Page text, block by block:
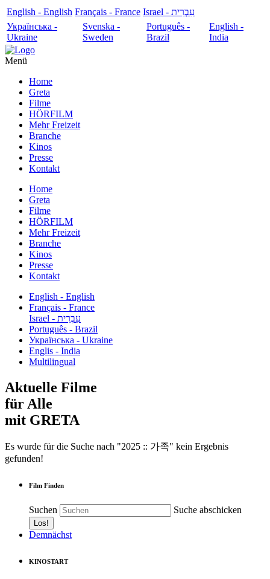
English - English Français - France
עִבְרִית - Israel
Українська -
Ukraine
Svenska -
Sweden
Português -
Brazil
English -
India
Menü
Home
Greta
Filme
HÖRFILM
Mehr Freizeit
Branche
Kinos
Presse
Kontakt
Home
Greta
Filme
HÖRFILM
Mehr Freizeit
Branche
Kinos
Presse
Kontakt
English - English
Français - France
עִבְרִית - Israel
Português - Brazil
Українська - Ukraine
Englis - India
Multilingual
Aktuelle Filme
für Alle
mit GRETA
Es wurde für die Suche nach "2025 :: 가족" kein Ergebnis
gefunden!
Film Finden
Suchen Suche abschicken
Demnächst
KINOSTART